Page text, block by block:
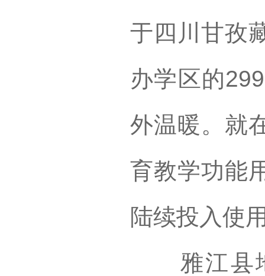
于四川甘孜
办学区的
外温暖。就
育教学功能
陆续投入使
雅江县地